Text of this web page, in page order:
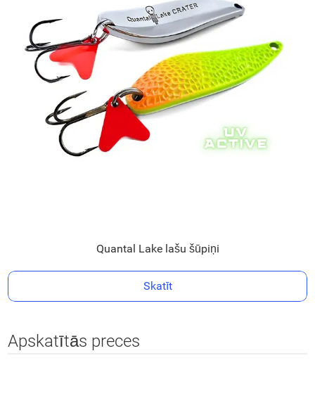
Quantal Lake lašu šūpiņi
Skatīt
Apskatītās preces